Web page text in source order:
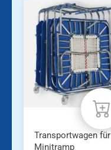
Transportwagen für
Minitramp